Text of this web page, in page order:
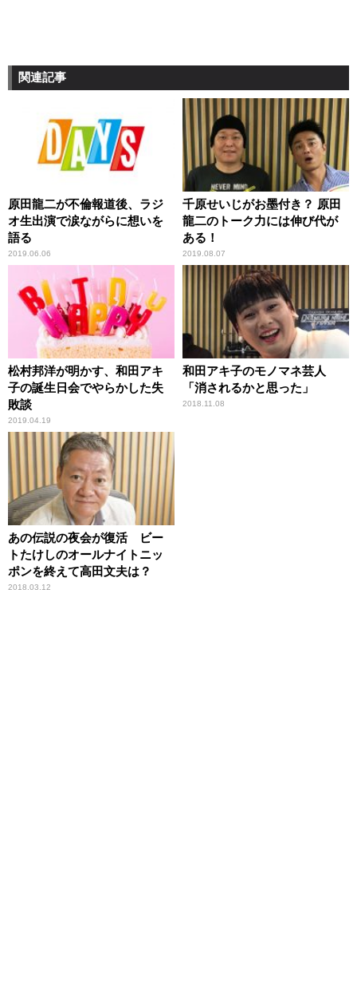
関連記事
原田龍二が不倫報道後、ラジ
オ生出演で涙ながらに想いを
語る
2019.06.06
千原せいじがお墨付き？ 原田
龍二のトーク力には伸び代が
ある！
2019.08.07
松村邦洋が明かす、和田アキ
子の誕生日会でやらかした失
敗談
2019.04.19
和田アキ子のモノマネ芸人
「消されるかと思った」
2018.11.08
あの伝説の夜会が復活 ビー
トたけしのオールナイトニッ
ポンを終えて高田文夫は？
2018.03.12